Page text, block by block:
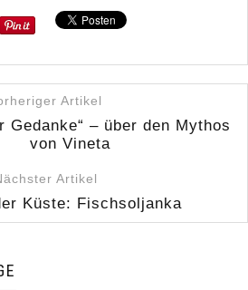
Artikel
Gedanke“ – über den Mythos
von Vineta
Artikel
Küste: Fischsoljanka